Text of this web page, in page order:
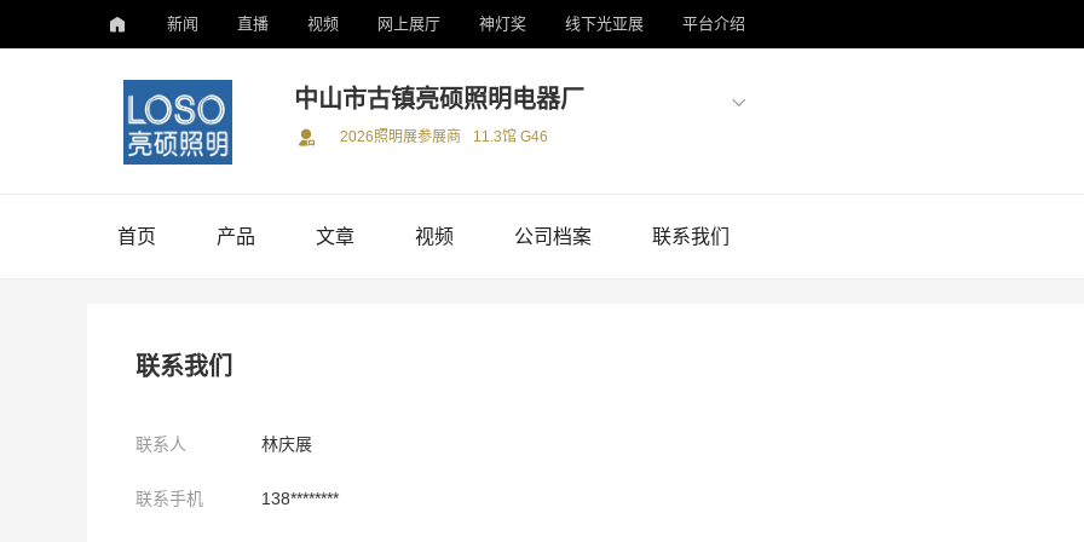
新闻 直播 视频 网上展厅 神灯奖 线下光亚展 平台介绍
中山市古镇亮硕照明电器厂
2026照明展参展商 11.3馆 G46
首页 产品 文章 视频 公司档案 联系我们
联系我们
联系人 林庆展
联系手机 138********